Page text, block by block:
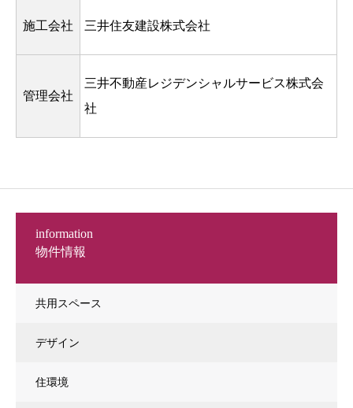
施工会社 三井住友建設株式会社
管理会社
三井不動産レジデンシャルサービス株式会
社
物件情報
information
共用スペース
デザイン
住環境